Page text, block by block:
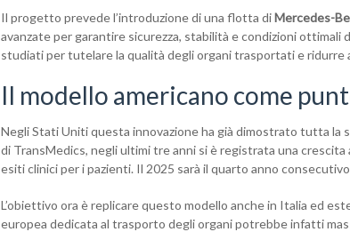
Il progetto prevede l’introduzione di una flotta diMercedes-
avanzate per garantire sicurezza, stabilità e condizioni ottimali
studiati per tutelare la qualità degli organi trasportati e ridurre
Il modello americano come
Negli Stati Uniti questa innovazione ha già dimostrato tutta la
di TransMedics, negli ultimi tre anni si è registrata una
esiti clinici per i pazienti. Il 2025 sarà il quarto anno
L’obiettivo ora è replicare questo modello anche in Italia ed
europea dedicata al trasporto degli organi potrebbe infatti